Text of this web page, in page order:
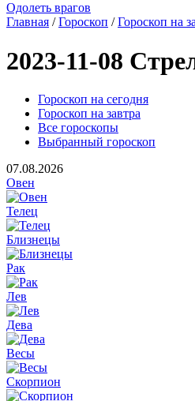
Одолеть врагов
Главная /Гороскоп /Гороскоп на
2023-11-08
Гороскоп на сегодня
Гороскоп на завтра
Все гороскопы
Выбранный гороскоп
07.08.2026
Овен
Телец
Близнецы
Рак
Лев
Дева
Весы
Скорпион